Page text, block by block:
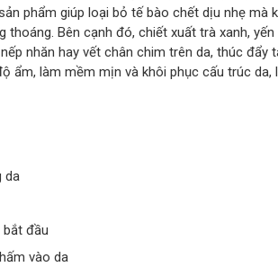
phẩm giúp loại bỏ tế bào chết dịu nhẹ mà
Bên cạnh đó, chiết xuất trà xanh,
nhăn hay vết chân chim trên da, thúc
ẩm, làm mềm mịn và khôi phục cấu trúc
da
đầu
vào da